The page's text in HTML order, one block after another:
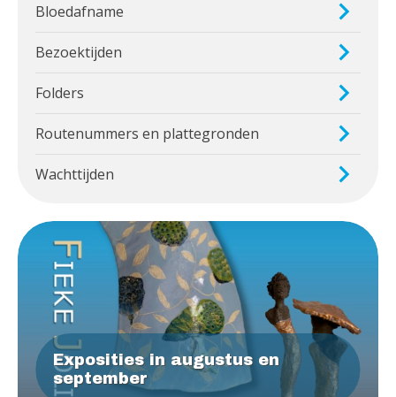
Bloedafname
Bezoektijden
Folders
Routenummers en plattegronden
Wachttijden
Exposities in augustus en
september